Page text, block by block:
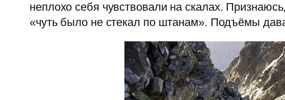
неплохо себя чувствовали на скалах.
«чуть было не стекал по штанам». Подъёмы